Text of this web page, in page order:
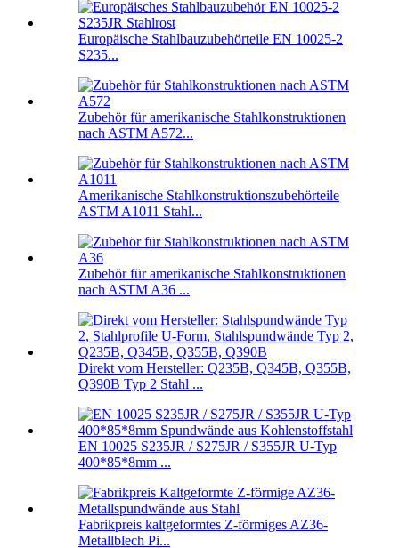
Europäische Stahlbauzubehörteile EN 10025-2
S235...
Zubehör für amerikanische Stahlkonstruktionen
nach ASTM A572...
Amerikanische Stahlkonstruktionszubehörteile
ASTM A1011 Stahl...
Zubehör für amerikanische Stahlkonstruktionen
nach ASTM A36 ...
Direkt vom Hersteller: Q235B, Q345B, Q355B,
Q390B Typ 2 Stahl ...
EN 10025 S235JR / S275JR / S355JR U-Typ
400*85*8mm ...
Fabrikpreis kaltgeformtes Z-förmiges AZ36-
Metallblech Pi...